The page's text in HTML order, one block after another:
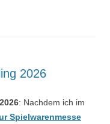
2026
: Nachdem ich im
Spielwarenmesse